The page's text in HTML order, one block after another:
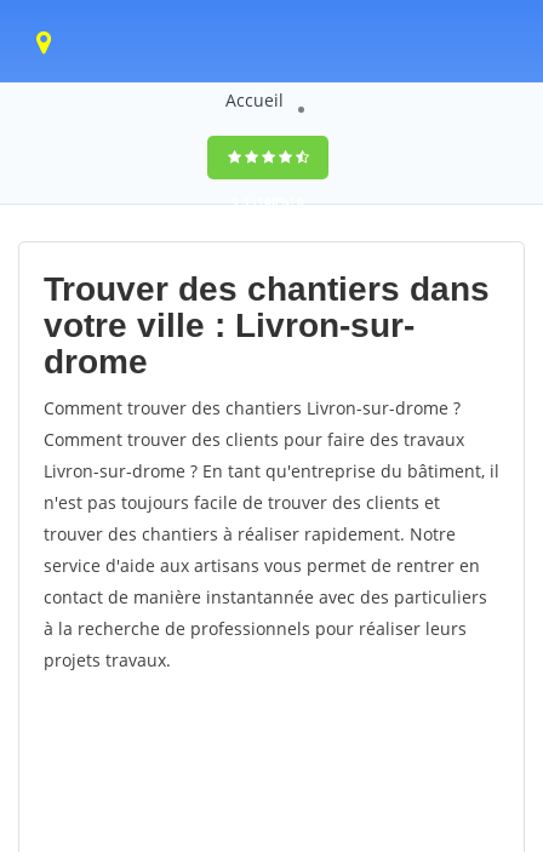
Accueil
9,5(100%)0
votes
Trouver des chantiers dans
votre ville : Livron-sur-
drome
Comment trouver des chantiers Livron-sur-drome ?
Comment trouver des clients pour faire des travaux
Livron-sur-drome ? En tant qu'entreprise du bâtiment, il
n'est pas toujours facile de trouver des clients et
trouver des chantiers à réaliser rapidement. Notre
service d'aide aux artisans vous permet de rentrer en
contact de manière instantannée avec des particuliers
à la recherche de professionnels pour réaliser leurs
projets travaux.